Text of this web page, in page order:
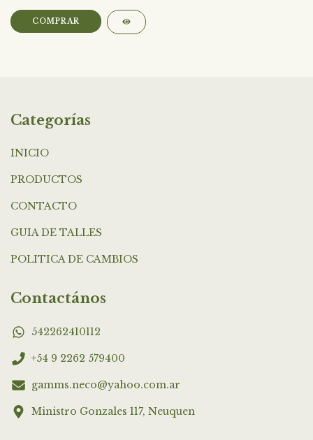
COMPRAR
Categorías
INICIO
PRODUCTOS
CONTACTO
GUIA DE TALLES
POLITICA DE CAMBIOS
Contactános
542262410112
+54 9 2262 579400
gamms.neco@yahoo.com.ar
Ministro Gonzales 117, Neuquen